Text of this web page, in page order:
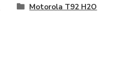
Motorola T92 H2O